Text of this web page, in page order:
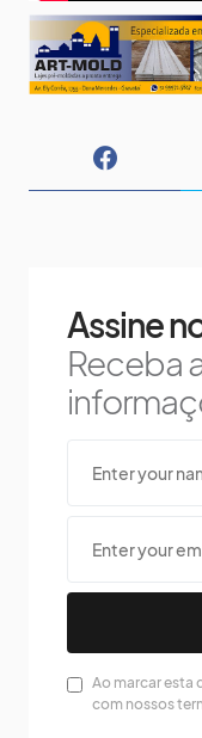
Assine
Receba
Ao marcar esta
com nossos